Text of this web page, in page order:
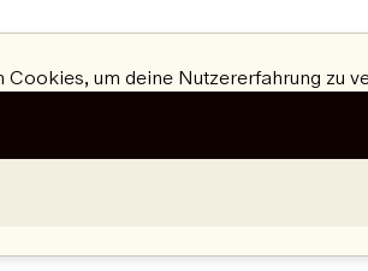
Cookies, um deine Nutzererfahrung zu